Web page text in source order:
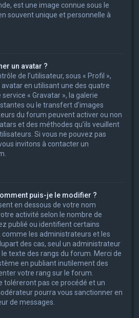
est une image connue sous le
souvent unique et personnelle à
un avatar ?
de l’utilisateur, sous « Profil »,
en utilisant une des quatre
« Gravatar », la galerie
ou le transfert d’images
du forum peuvent activer ou non
et des méthodes qu’ils veuillent
Si vous ne pouvez pas
invitons à contacter un
puis-je le modifier ?
en dessous de votre nom
activité selon le nombre de
publié ou identifient certains
les administrateurs et les
des cas, seul un administrateur
texte des rangs du forum. Merci de
en publiant inutilement des
votre rang sur le forum.
toléreront pas ce procédé et un
pourra vous sanctionner en
de messages.